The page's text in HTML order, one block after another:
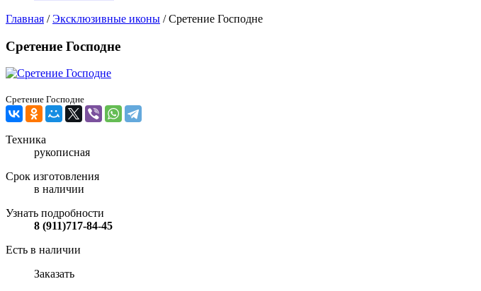
Главная /Эксклюзивные иконы /Сретение Господне
Сретение Господне
Сретение Господне
Техника
рукописная
Срок изготовления
в наличии
Узнать подробности
8 (911)717-84-45
Есть в наличии
Заказать